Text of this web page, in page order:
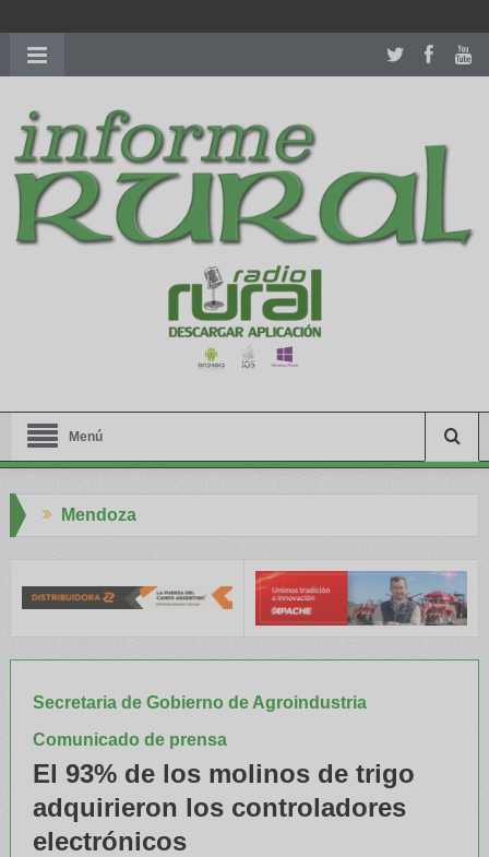
richardmillereplica
women.patekphilippe.tofor sale in usa recognized command with
dining room table ceremony. welcome to our
perfectwatches.is
shop. best youngsexdoll.comwith professional customer
services. 1: 1 design high
https://reallydiamond.com/
Menú
Secretaria de Gobierno de Agroindustria
Comunicado de prensa
El 93% de los molinos de trigo
adquirieron los controladores
electrónicos